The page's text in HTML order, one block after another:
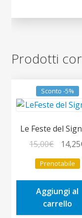
Prodotti
Sconto -5%
Le Feste del
15,00€
prezzo
era:
15,00€.
14,25
Prenotabile
Aggiungi al
carrello